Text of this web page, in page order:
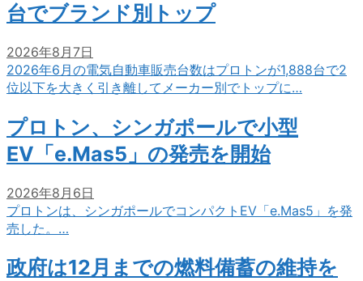
台でブランド別トップ
2026年8月7日
2026年6月の電気自動車販売台数はプロトンが1,888台で2
位以下を大きく引き離してメーカー別でトップに…
プロトン、シンガポールで小型
EV「e.Mas5」の発売を開始
2026年8月6日
プロトンは、シンガポールでコンパクトEV「e.Mas5」を発
売した。…
政府は12月までの燃料備蓄の維持を